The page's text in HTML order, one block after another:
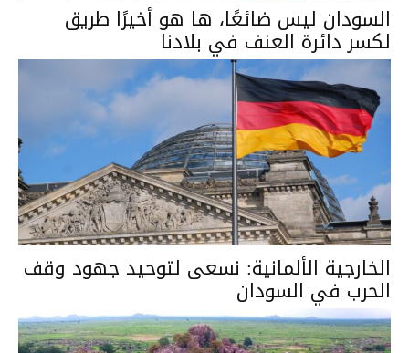
السودان ليس ضائعًا، ها هو أخيرًا طريق
لكسر دائرة العنف في بلادنا
الخارجية الألمانية: نسعى لتوحيد جهود وقف
الحرب في السودان